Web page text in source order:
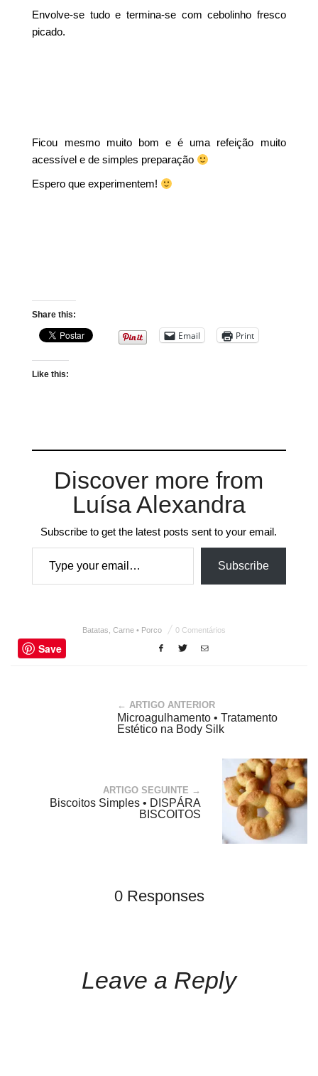
Envolve-se tudo e termina-se com cebolinho fresco
picado.
Ficou mesmo muito bom e é uma refeição muito
acessível e de simples preparação
Espero que experimentem!
Share this:
Email Print
Like this:
Discover more from
Luísa Alexandra
Subscribe to get the latest posts sent to your email.
Type your email…
Subscribe
Batatas ,Carne • Porco 0 Comentários
Save
← ARTIGO ANTERIOR
Microagulhamento • Tratamento
Estético na Body Silk
ARTIGO SEGUINTE →
Biscoitos Simples • DISPÁRA
BISCOITOS
0 Responses
Leave a Reply